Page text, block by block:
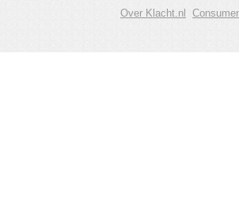
Over Klacht.nl